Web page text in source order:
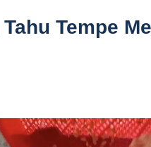
Tempe